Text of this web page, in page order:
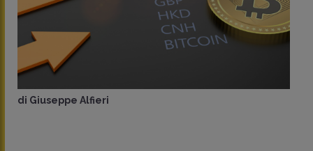
di Giuseppe Alfieri